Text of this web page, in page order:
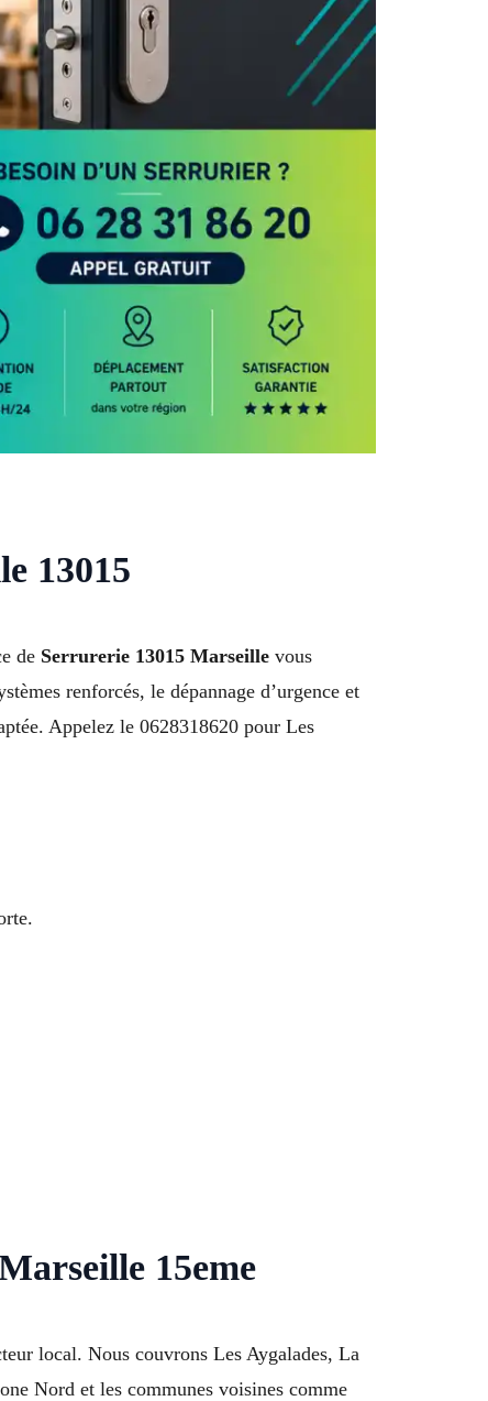
13015
de Serrurerie 13015 Marseille vous
renforcés, le dépannage d’urgence et
Appelez le 0628318620 pour Les
15eme
local. Nous couvrons Les Aygalades, La
Nord et les communes voisines comme